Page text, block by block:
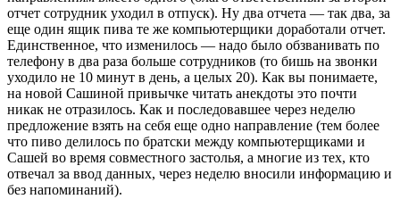
отчет сотрудник уходил в отпуск). Ну два отчета — так два, за
еще один ящик пива те же компьютерщики доработали отчет.
Единственное, что изменилось — надо было обзванивать по
телефону в два раза больше сотрудников (то бишь на звонки
уходило не 10 минут в день, а целых 20). Как вы понимаете,
на новой Сашиной привычке читать анекдоты это почти
никак не отразилось. Как и последовавшее через неделю
предложение взять на себя еще одно направление (тем более
что пиво делилось по братски между компьютерщиками и
Сашей во время совместного застолья, а многие из тех, кто
отвечал за ввод данных, через неделю вносили информацию и
без напоминаний).